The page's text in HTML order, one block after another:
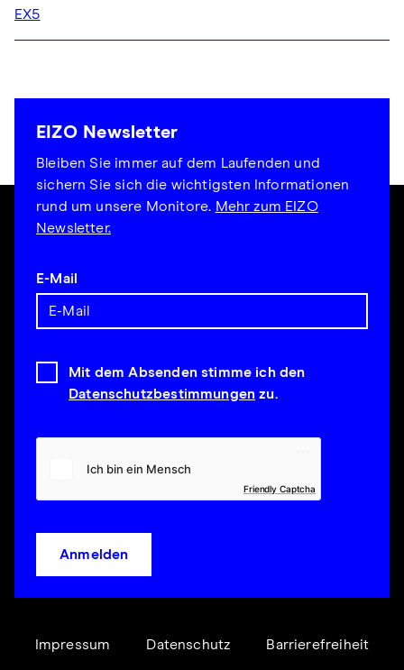
EX5
EIZO Newsletter
Bleiben Sie immer auf dem Laufenden und
sichern Sie sich die wichtigsten Informationen
rund um unsere Monitore. Mehr zum EIZO
Newsletter.
E-Mail
Mit dem Absenden stimme ich den
Datenschutzbestimmungen zu.
Friendly Captcha
Anmelden
Impressum Datenschutz Barrierefreiheit